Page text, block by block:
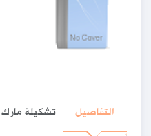
التفاصيل تشكيلة مارك